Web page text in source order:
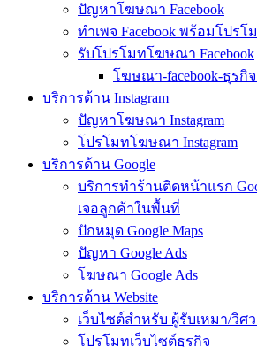
ปัญหาโฆษณา Facebook
ทำเพจ Facebook พร้อมโปร
รับโปรโมทโฆษณา Facebook
โฆษณา-facebook-ธุรกิ
บริการด้าน Instagram
ปัญหาโฆษณา Instagram
โปรโมทโฆษณา Instagram
บริการด้าน Google
บริการทำร้านติดหน้าแรก
เจอลูกค้าในพื้นที่
ปักหมุด Google Maps
ปัญหา Google Ads
โฆษณา Google Ads
บริการด้าน Website
เว็บไซต์สำหรับ ผู้รับเหมา/วิศ
โปรโมทเว็บไซต์ธุรกิจ